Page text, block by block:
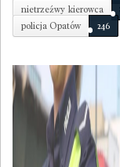
nietrzeźwy kierowca
policja Opatów
246